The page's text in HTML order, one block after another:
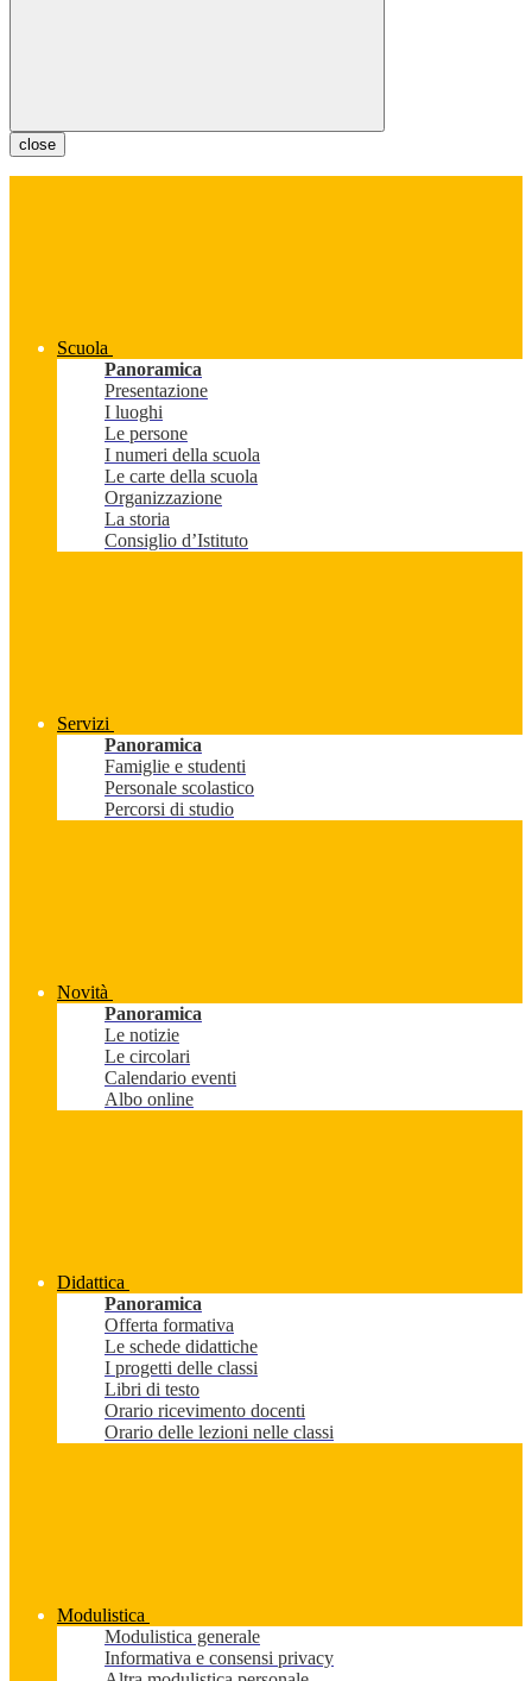
close
Scuola
Panoramica
Presentazione
I luoghi
Le persone
I numeri della scuola
Le carte della scuola
Organizzazione
La storia
Consiglio d’Istituto
Servizi
Panoramica
Famiglie e studenti
Personale scolastico
Percorsi di studio
Novità
Panoramica
Le notizie
Le circolari
Calendario eventi
Albo online
Didattica
Panoramica
Offerta formativa
Le schede didattiche
I progetti delle classi
Libri di testo
Orario ricevimento docenti
Orario delle lezioni nelle classi
Modulistica
Modulistica generale
Informativa e consensi privacy